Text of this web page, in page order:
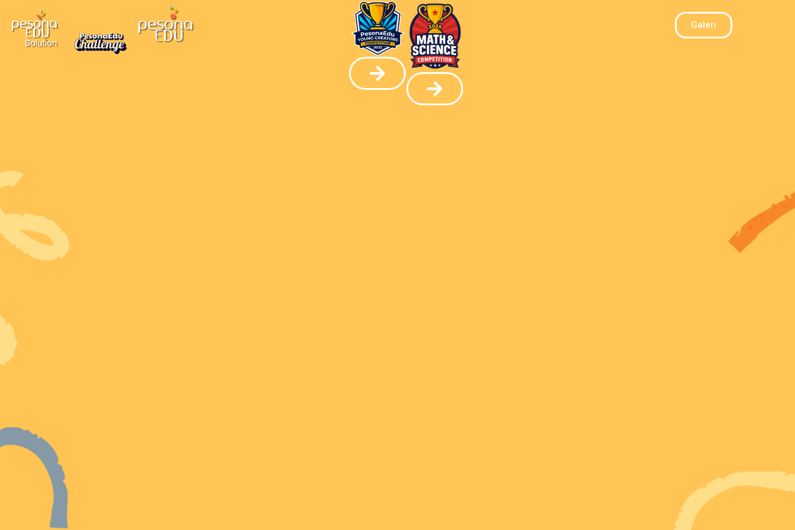
Galeri